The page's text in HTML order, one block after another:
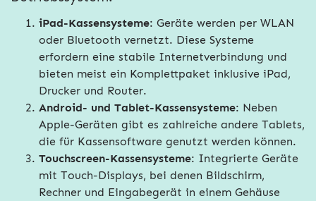
iPad-Kassensysteme: Geräte werden per WLAN
oder Bluetooth vernetzt. Diese Systeme
erfordern eine stabile Internetverbindung und
bieten meist ein Komplettpaket inklusive iPad,
Drucker und Router.
Android- und Tablet-Kassensysteme: Neben
Apple-Geräten gibt es zahlreiche andere Tablets,
die für Kassensoftware genutzt werden können.
Touchscreen-Kassensysteme: Integrierte Geräte
mit Touch-Displays, bei denen Bildschirm,
Rechner und Eingabegerät in einem Gehäuse